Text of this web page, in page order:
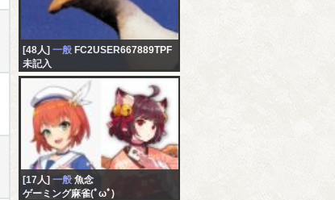
[48人] 一般 FC2USER667889TPF
未記入
[17人] 一般 魚念
ゲーミング麻雀(ﾟωﾟ)